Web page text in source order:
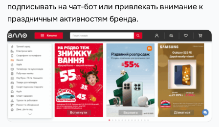
подписывать на чат-бот или привлекать внимание к
праздничным активностям бренда.